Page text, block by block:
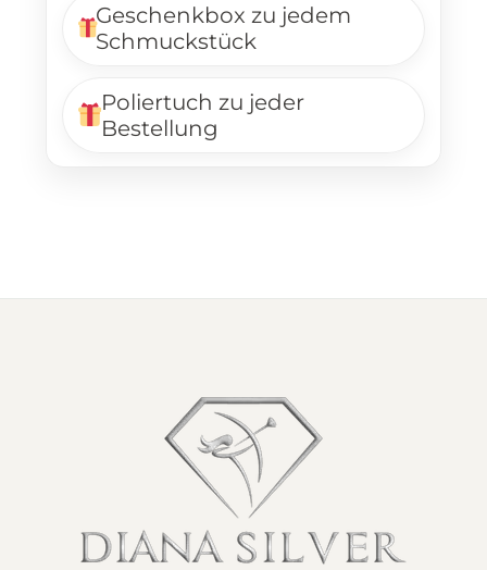
Geschenkbox zu jedem
Schmuckstück
Poliertuch zu jeder
Bestellung